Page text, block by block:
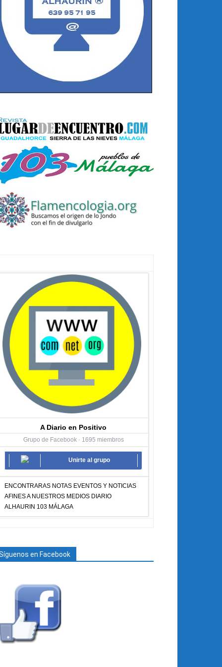
A Diario en Positivo
Grupo de Facebook · 1695 miembros
Unirte al grupo
ENCONTRARAS NOTAS EVENTOS Y NOTICIAS
AFINES A NUESTROS MEDIOS DIARIO
ALHAURIN 103 MÁLAGA
en Facebook